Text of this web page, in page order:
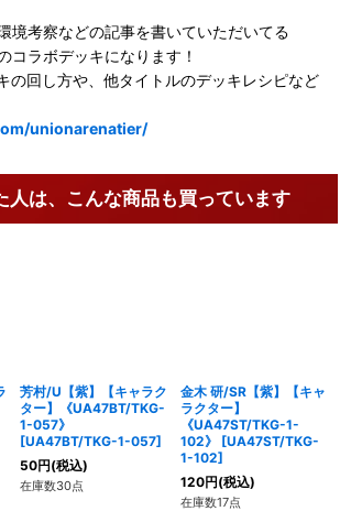
境考察などの記事を書いていただいてる
コラボデッキになります！
の回し方や、他タイトルのデッキレシピなど
unionarenatier/
人は、こんな商品も買っています
芳村/U【紫】【キャラク
ター】《UA47BT/TKG-
1-057》
[UA47BT/TKG-1-057]
50円(税込)
在庫数30点
金木 研/SR【紫】【キャ
ラクター】
《UA47ST/TKG-1-
102》
[UA47ST/TKG-
1-102]
120円(税込)
在庫数17点